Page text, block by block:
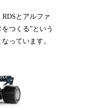
とアルファ
つくる”という
っています。